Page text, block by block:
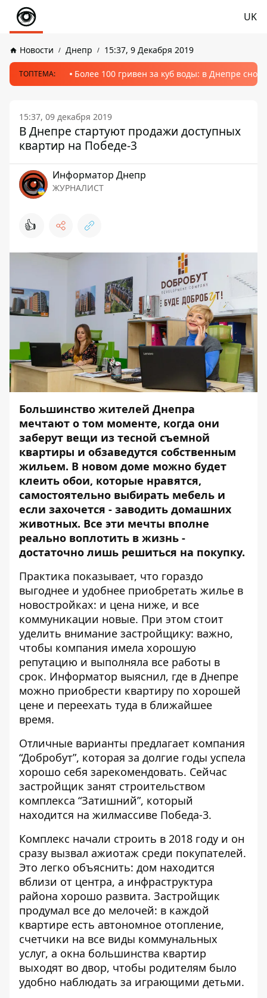
UK
Новости Днепр 15:37, 9 Декабря 2019
ТОПТЕМА: Более 100 гривен за куб воды: в Днепре
15:37, 09 декабря 2019
В Днепре стартуют продажи доступных
квартир на Победе-3
Информатор Днепр
ЖУРНАЛИСТ
👍
Большинство жителей Днепра
мечтают о том моменте, когда они
заберут вещи из тесной съемной
квартиры и обзаведутся собственным
жильем. В новом доме можно будет
клеить обои, которые нравятся,
самостоятельно выбирать мебель и
если захочется - заводить домашних
животных. Все эти мечты вполне
реально воплотить в жизнь -
достаточно лишь решиться на покупку.
Практика показывает, что гораздо
выгоднее и удобнее приобретать жилье в
новостройках: и цена ниже, и все
коммуникации новые. При этом стоит
уделить внимание застройщику: важно,
чтобы компания имела хорошую
репутацию и выполняла все работы в
срок. Информатор выяснил, где в Днепре
можно приобрести квартиру по хорошей
цене и переехать туда в ближайшее
время.
Отличные варианты предлагает компания
“Добробут”, которая за долгие годы успела
хорошо себя зарекомендовать. Сейчас
застройщик занят строительством
комплекса “Затишний”, который
находится на жилмассиве Победа-3.
Комплекс начали строить в 2018 году и он
сразу вызвал ажиотаж среди покупателей.
Это легко объяснить: дом находится
вблизи от центра, а инфраструктура
района хорошо развита. Застройщик
продумал все до мелочей: в каждой
квартире есть автономное отопление,
счетчики на все виды коммунальных
услуг, а окна большинства квартир
выходят во двор, чтобы родителям было
удобно наблюдать за играющими детьми.